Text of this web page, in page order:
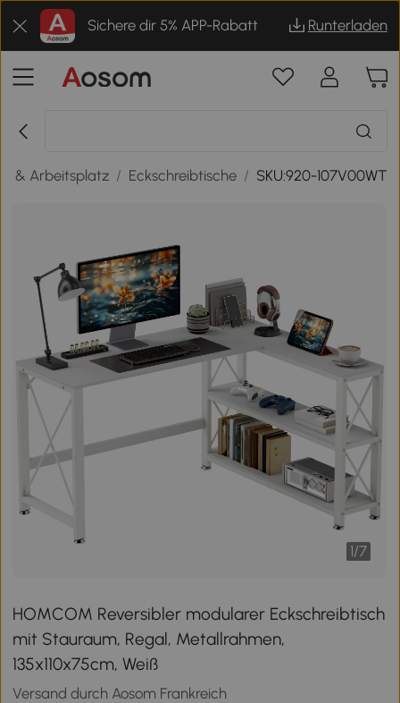
Sichere dir 5% APP-Rabatt Runterladen
& Arbeitsplatz / Eckschreibtische / SKU:920-107V00WT
1/7
HOMCOM Reversibler modularer Eckschreibtisch
mit Stauraum, Regal, Metallrahmen,
135x110x75cm, Weiß
Versand durch Aosom Frankreich